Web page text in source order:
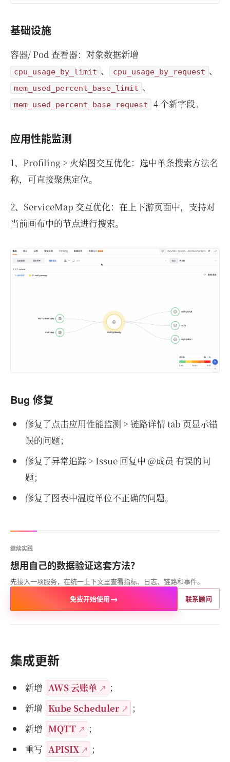
基础设施
容器/ Pod 查看器：对象数据新增
cpu_usage_by_limit 、 cpu_usage_by_request 、
mem_used_percent_base_limit 、
mem_used_percent_base_request 4 个新字段。
应用性能监测
1、Profiling > 火焰图交互优化：选中单条搜索方法名
称，可直接聚焦定位。
2、ServiceMap 交互优化：在上下游页面中，支持对
当前画布中的节点进行搜索。
Bug 修复
修复了点击应用性能监测 > 链路详情 tab 页显示错
误的问题；
修复了异常追踪 > Issue 回复中 @成员 有误的问
题；
修复了图表中温度单位不正确的问题。
继续实践
想用自己的数据验证这套方法？
先接入一项服务，在统一上下文里查看指标、日志、链路和事件。
免费开始使用→ 联系顾问
集成更新
新增 AWS 云账单
；
新增 Kube Scheduler
；
新增 MQTT
；
重写 APISIX
；